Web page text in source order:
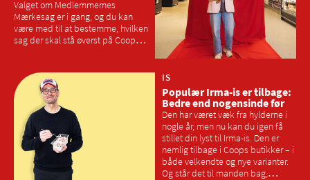
Valget om Medlemmernes
Mærkesag er i gang, og du kan
være med til at bestemme, hvilken
sag der skal stå øverst på Coops
lokale varer skal fylde på
hylderne, og hvad der skal til for at
vælge dansk og lokalt frem for
udenlandske varer
IS
Populær Irma-is er tilbage:
Bedre end nogensinde før
Den har været væk fra hylderne i
nogle år, men nu kan du igen få
stillet din lyst til Irma-is. Den er
nemlig tilbage i Coops butikker – i
både velkendte og nye varianter.
Og står det til manden bag,